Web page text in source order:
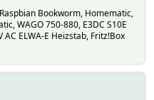
Out_1 aus");
Aus
Bookworm, Homematic,
WAGO 750-880, E3DC S10E
ELWA-E Heizstab, Fritz!Box